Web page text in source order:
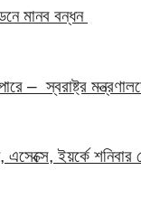
মানব বন্ধন
স্বরাষ্ট্র
ইয়র্কে